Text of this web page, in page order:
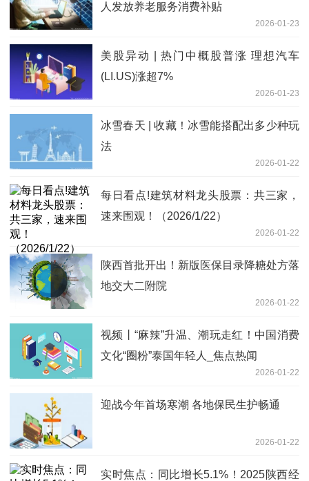
人发放养老服务消费补贴
2026-01-23
美股异动 | 热门中概股普涨 理想汽车
(LI.US)涨超7%
2026-01-23
冰雪春天 | 收藏！冰雪能搭配出多少种玩
法
2026-01-22
每日看点!建筑材料龙头股票：共三家，
速来围观！（2026/1/22）
2026-01-22
陕西首批开出！新版医保目录降糖处方落
地交大二附院
2026-01-22
视频丨“麻辣”升温、潮玩走红！中国消费
文化“圈粉”泰国年轻人_焦点热闻
2026-01-22
迎战今年首场寒潮 各地保民生护畅通
2026-01-22
实时焦点：同比增长5.1%！2025陕西经